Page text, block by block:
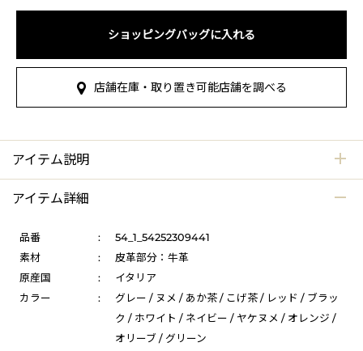
ショッピングバッグに入れる
店舗在庫・取り置き可能店舗を調べる
アイテム説明
アイテム詳細
品番 :
54_1_54252309441
素材
:
皮革部分：牛革
原産国
:
イタリア
カラー
:
グレー / ヌメ / あか茶 / こげ茶 / レッド / ブラッ
ク / ホワイト / ネイビー / ヤケヌメ / オレンジ /
オリーブ / グリーン